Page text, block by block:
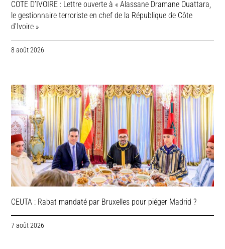
COTE D’IVOIRE : Lettre ouverte à « Alassane Dramane Ouattara,
le gestionnaire terroriste en chef de la République de Côte
d’Ivoire »
8 août 2026
CEUTA : Rabat mandaté par Bruxelles pour piéger Madrid ?
7 août 2026